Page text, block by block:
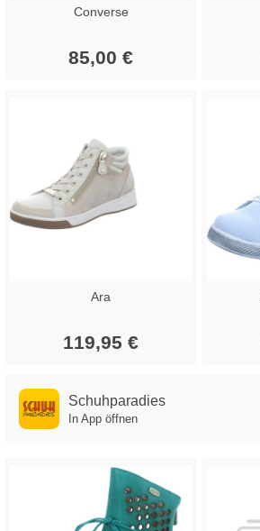
Converse
85,00 €
Ara
119,95 €
Schuhparadies
In App öffnen